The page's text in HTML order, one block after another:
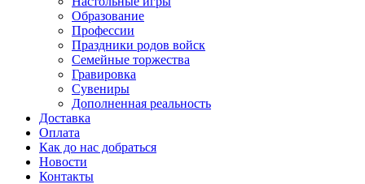
Образование
Профессии
Праздники родов войск
Семейные торжества
Гравировка
Сувениры
Дополненная реальность
Доставка
Оплата
Как до нас добраться
Новости
Контакты